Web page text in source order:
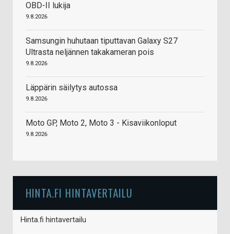
OBD-II lukija
9.8.2026
Samsungin huhutaan tiputtavan Galaxy S27
Ultrasta neljännen takakameran pois
9.8.2026
Läppärin säilytys autossa
9.8.2026
Moto GP, Moto 2, Moto 3 - Kisaviikonloput
9.8.2026
HINTA.FI HINTAVERTAILU
Hinta.fi hintavertailu